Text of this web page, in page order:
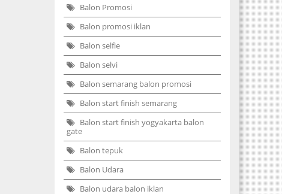
Balon Promosi
Balon promosi iklan
Balon selfie
Balon selvi
Balon semarang balon promosi
Balon start finish semarang
Balon start finish yogyakarta balon
gate
Balon tepuk
Balon Udara
Balon udara balon iklan